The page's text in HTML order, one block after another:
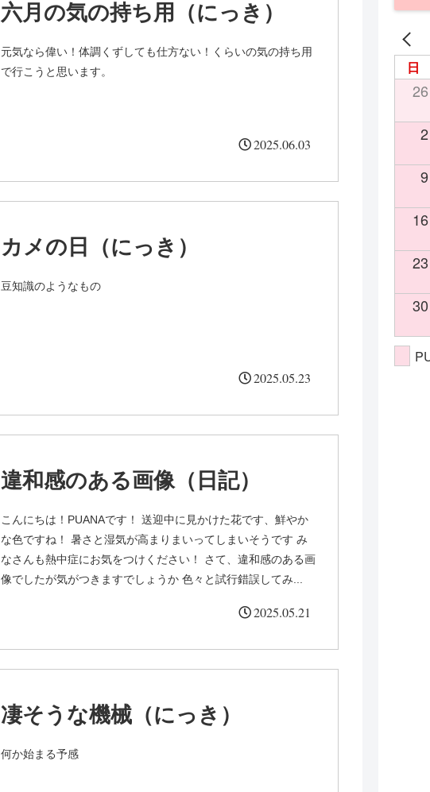
六月の気の持ち用（にっき）
元気なら偉い！体調くずしても仕方ない！くらいの気の持ち用
で行こうと思います。
2025.06.03
カメの日（にっき）
豆知識のようなもの
2025.05.23
違和感のある画像（日記）
こんにちは！PUANAです！ 送迎中に見かけた花です、鮮やか
な色ですね！ 暑さと湿気が高まりまいってしまいそうです み
なさんも熱中症にお気をつけください！ さて、違和感のある画
像でしたが気がつきますでしょうか 色々と試行錯誤してみ...
2025.05.21
凄そうな機械（にっき）
何か始まる予感
日
26
2
9
16
23
30